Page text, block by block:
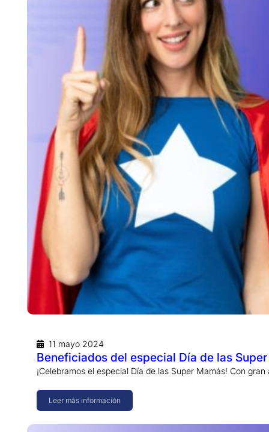
11 mayo 2024
Beneficiados del especial Día de las
¡Celebramos el especial Día de las Super Mamás! Con
Leer más información